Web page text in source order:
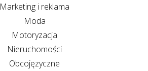
Marketing i reklama
Moda
Motoryzacja
Nieruchomości
Obcojęzyczne